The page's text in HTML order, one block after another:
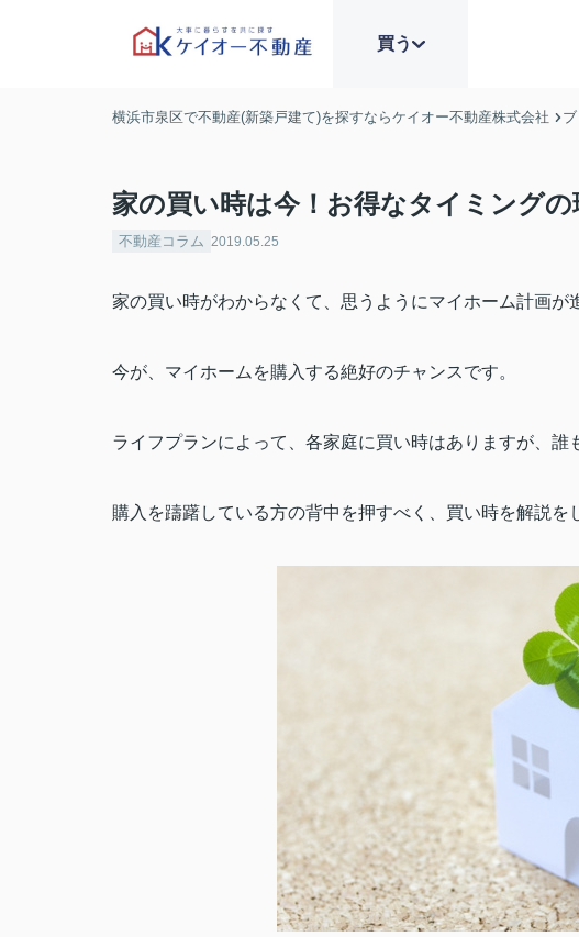
買う
横浜市泉区で不動産(新築戸建て)を探すならケイオー不動産株式会社
家の買い時は今！お得なタイミングの
不動産コラム 2019.05.25
家の買い時がわからなくて、思うようにマイホーム計画が
今が、マイホームを購入する絶好のチャンスです。
ライフプランによって、各家庭に買い時はありますが、
購入を躊躇している方の背中を押すべく、買い時を解説を